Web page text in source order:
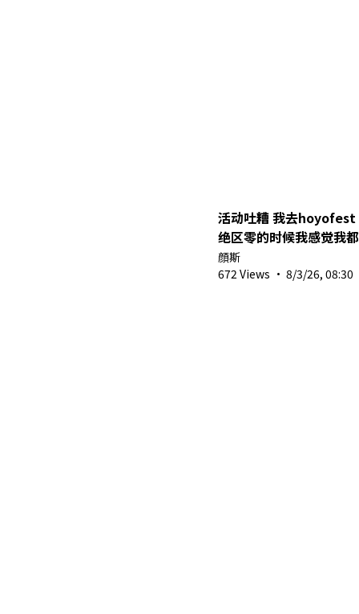
活动吐糟 我去
绝区零的时候我感觉我
#hoyofest2026
顔斯
672 Views · 8/3/26, 08:30